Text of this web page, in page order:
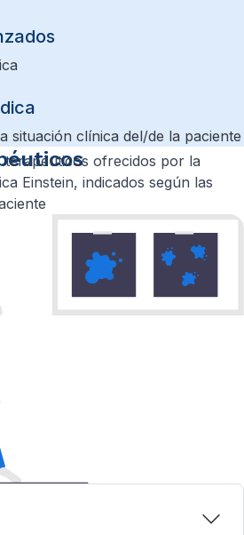
situación clínica del/de la paciente
ofrecidos por la
Einstein, indicados según las